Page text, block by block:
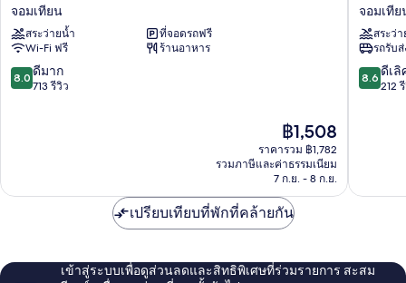
ปาล์ม
บีช
โฮ
เทล
แอนด์
จอมเทียน
สระว่ายน้ำ
ที่จอดรถฟรี
Wi-Fi ฟรี
ร้านอาหาร
8.0
จาก
8.0 ดีมาก
713 รีวิว
ราคา
ปัจจุบัน
คือ
฿1,508
฿1,508
ราคารวม ฿1,782
รวมภาษีและค่าธรรมเนียม
7 ก.ย. - 8 ก.ย.
ริ
เทจ
พัทยา
บีช
ฟร้อนท์
จอมเทีย
สระว่
รถรับ
8.6
จาก
8.6 ดีเลิ
212
เปรียบเทียบที่พักที่คล้ายกัน
เข้าสู่ระบบเพื่อดูส่วนลดและสิทธิพิเศษที่ร่วมรายการ สะสม